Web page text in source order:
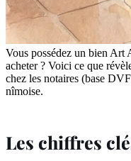
Vous possédez un bien
acheter ? Voici ce que
chez les notaires (base
nîmoise.
Les chiffres